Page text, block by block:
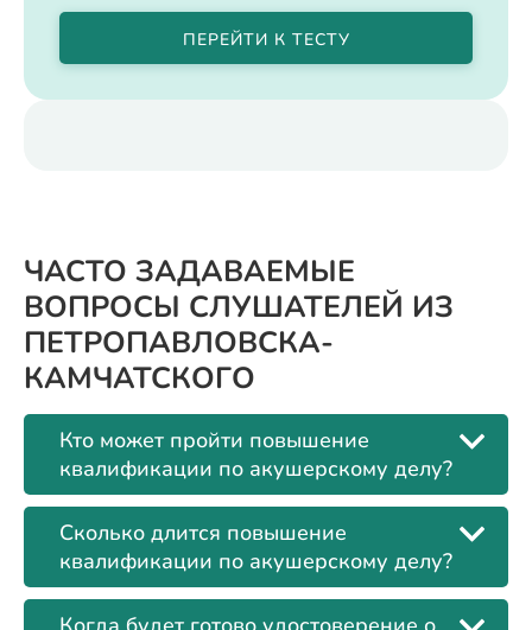
ПЕРЕЙТИ К ТЕСТУ
ЧАСТО ЗАДАВАЕМЫЕ
ВОПРОСЫ СЛУШАТЕЛЕЙ ИЗ
ПЕТРОПАВЛОВСКА-
КАМЧАТСКОГО
Кто может пройти повышение
квалификации по акушерскому делу?
Сколько длится повышение
квалификации по акушерскому делу?